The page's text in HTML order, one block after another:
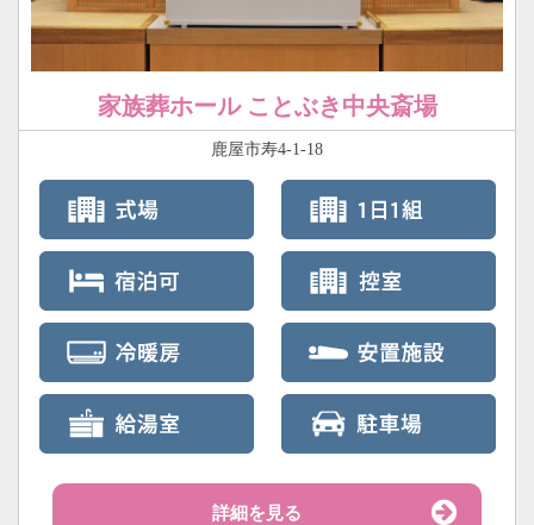
家族葬ホール ことぶき中央斎場
鹿屋市寿4-1-18
詳細を見る